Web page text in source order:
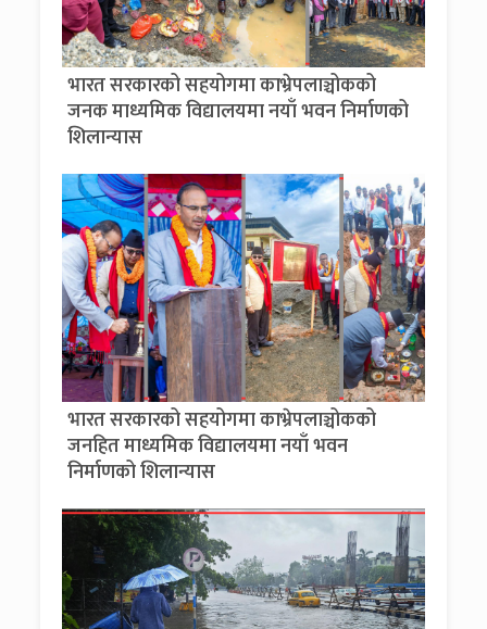
भारत सरकारको सहयोगमा काभ्रेपलाञ्चोकको
जनक माध्यमिक विद्यालयमा नयाँ भवन निर्माणको
शिलान्यास
भारत सरकारको सहयोगमा काभ्रेपलाञ्चोकको
जनहित माध्यमिक विद्यालयमा नयाँ भवन
निर्माणको शिलान्यास